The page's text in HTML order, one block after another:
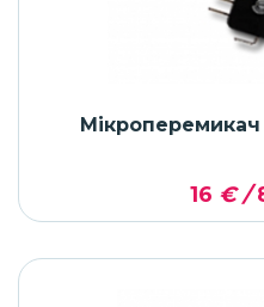
Мікроперемикач
16 € /